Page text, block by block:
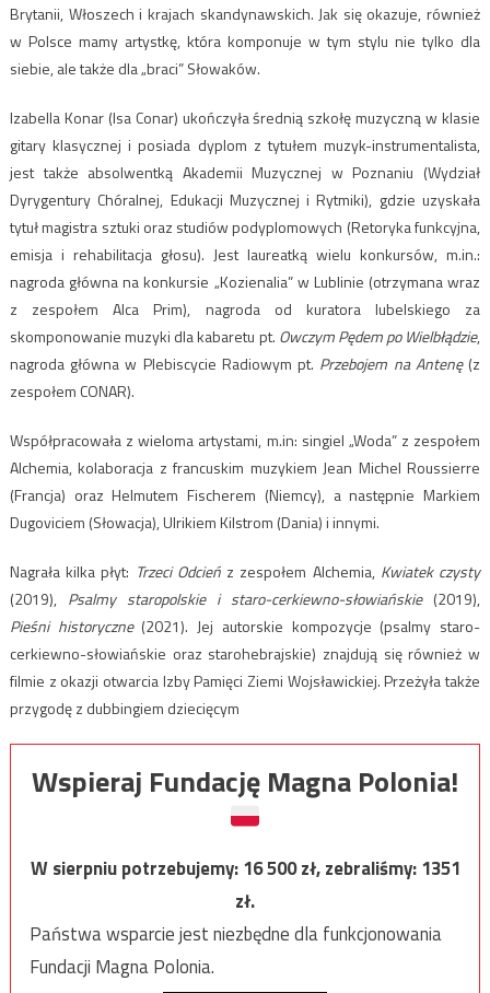
Brytanii, Włoszech i krajach skandynawskich. Jak się okazuje, również
w Polsce mamy artystkę, która komponuje w tym stylu nie tylko dla
siebie, ale także dla „braci” Słowaków.
Izabella Konar (Isa Conar) ukończyła średnią szkołę muzyczną w klasie
gitary klasycznej i posiada dyplom z tytułem muzyk-instrumentalista,
jest także absolwentką Akademii Muzycznej w Poznaniu (Wydział
Dyrygentury Chóralnej, Edukacji Muzycznej i Rytmiki), gdzie uzyskała
tytuł magistra sztuki oraz studiów podyplomowych (Retoryka funkcyjna,
emisja i rehabilitacja głosu). Jest laureatką wielu konkursów, m.in.:
nagroda główna na konkursie „Kozienalia” w Lublinie (otrzymana wraz
z zespołem Alca Prim), nagroda od kuratora lubelskiego za
skomponowanie muzyki dla kabaretu pt. Owczym Pędem po Wielbłądzie,
nagroda główna w Plebiscycie Radiowym pt. Przebojem na Antenę(z
zespołem CONAR).
Współpracowała z wieloma artystami, m.in: singiel „Woda” z zespołem
Alchemia, kolaboracja z francuskim muzykiem Jean Michel Roussierre
(Francja) oraz Helmutem Fischerem (Niemcy), a następnie Markiem
Dugoviciem (Słowacja), Ulrikiem Kilstrom (Dania) i innymi.
Nagrała kilka płyt: Trzeci Odcieńz zespołem Alchemia, Kwiatek czysty
(2019), Psalmy staropolskie i staro-cerkiewno-słowiańskie(2019),
Pieśni historyczne(2021). Jej autorskie kompozycje (psalmy staro-
cerkiewno-słowiańskie oraz starohebrajskie) znajdują się również w
filmie z okazji otwarcia Izby Pamięci Ziemi Wojsławickiej. Przeżyła także
przygodę z dubbingiem dziecięcym
Wspieraj Fundację Magna Polonia!
W sierpniu potrzebujemy:16 500zł, zebraliśmy:1351
zł.
Państwa wsparcie jest niezbędne dla funkcjonowania
Fundacji Magna Polonia.